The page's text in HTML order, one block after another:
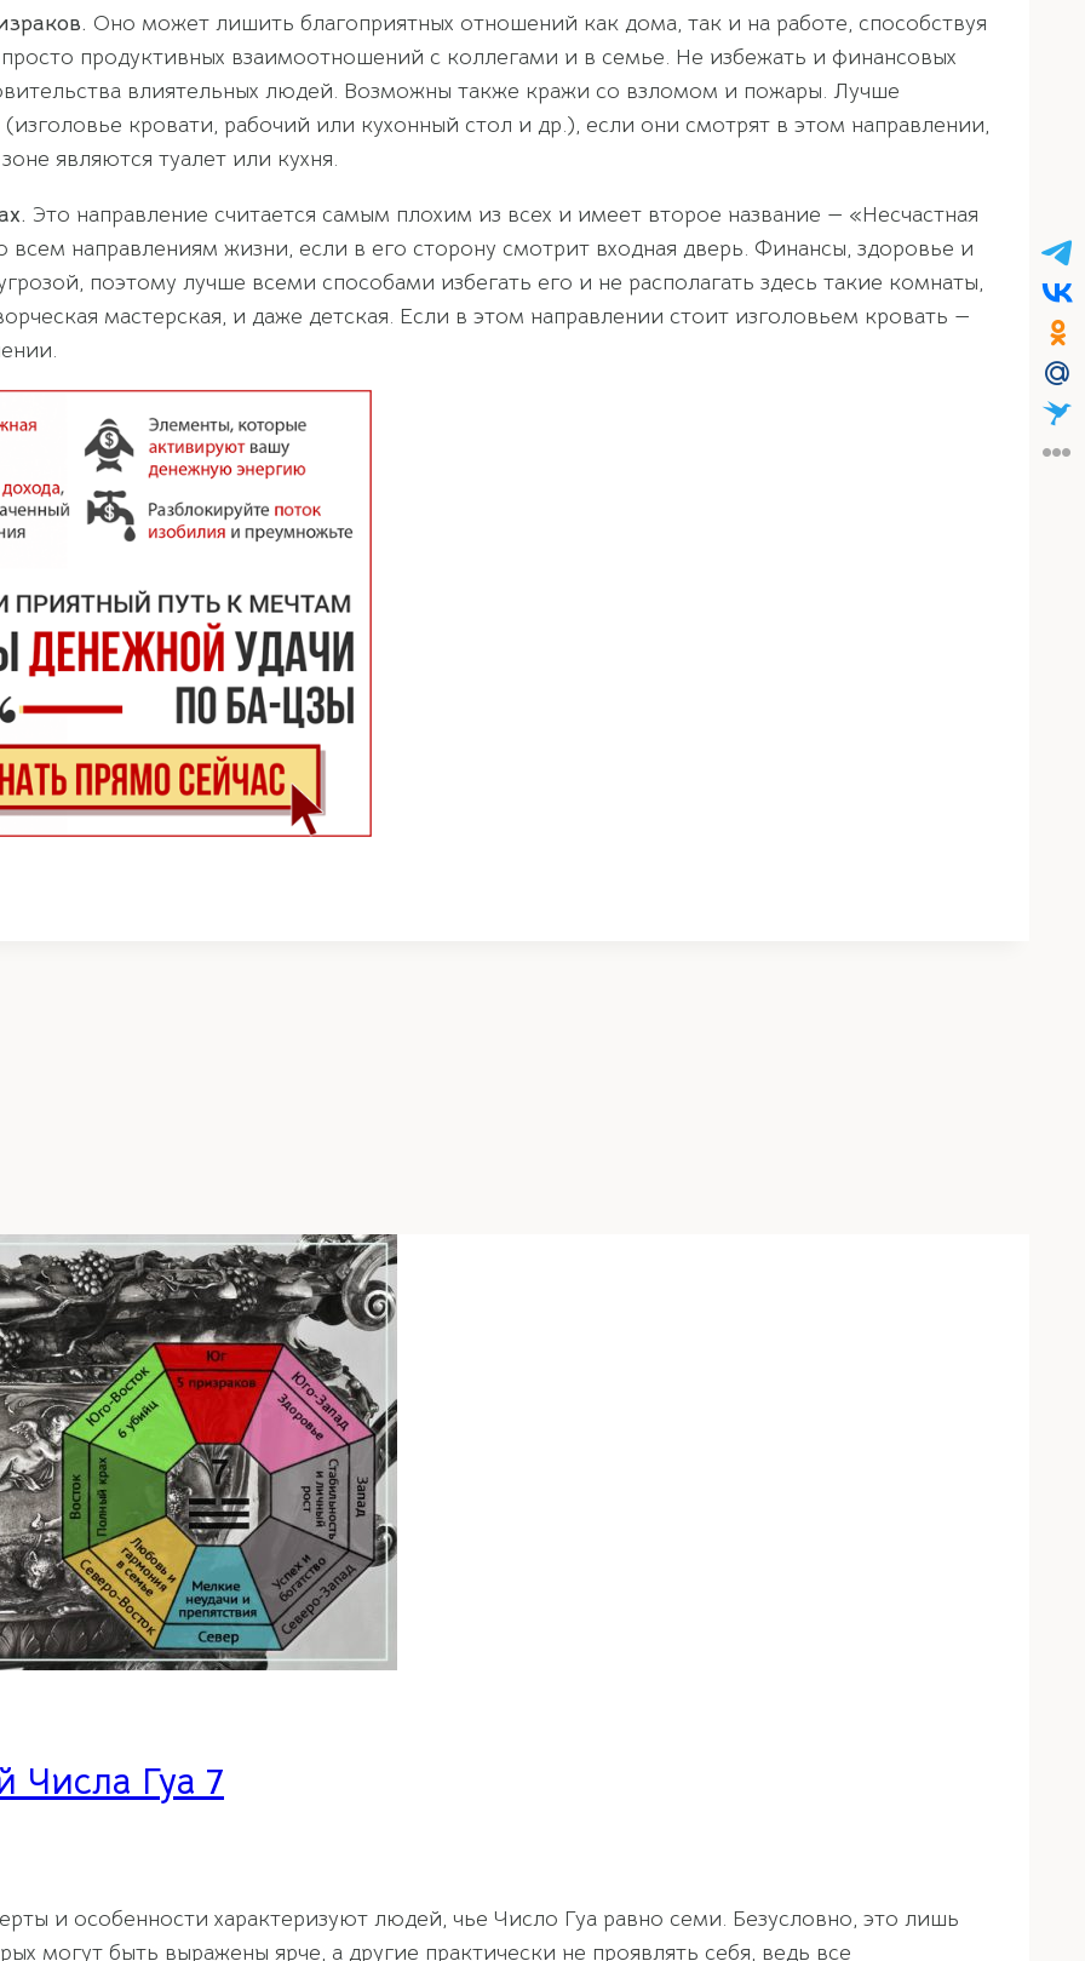
Оно может лишить благоприятных отношений как дома, так и на работе, способствуя
продуктивных взаимоотношений с коллегами и в семье. Не избежать и финансовых
влиятельных людей. Возможны также кражи со взломом и пожары. Лучше
кровати, рабочий или кухонный стол и др.), если они смотрят в этом направлении,
являются туалет или кухня.
Это направление считается самым плохим из всех и имеет второе название — «Несчастная
направлениям жизни, если в его сторону смотрит входная дверь. Финансы, здоровье и
поэтому лучше всеми способами избегать его и не располагать здесь такие комнаты,
мастерская, и даже детская. Если в этом направлении стоит изголовьем кровать —
Числа Гуа 7
и особенности характеризуют людей, чье Число Гуа равно семи. Безусловно, это лишь
могут быть выражены ярче, а другие практически не проявлять себя, ведь все